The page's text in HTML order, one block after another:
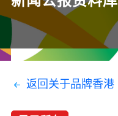
返回关于品牌香港